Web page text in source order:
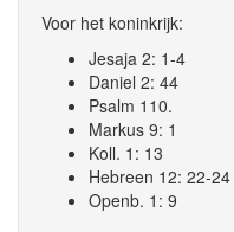
Voor het koninkrijk:
Jesaja 2: 1-4
Daniel 2: 44
Psalm 110.
Markus 9: 1
Koll. 1: 13
Hebreen 12: 22-24
Openb. 1: 9